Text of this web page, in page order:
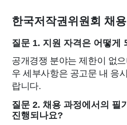
한국저작권위원회 채
질문 1. 지원 자격은 어떻게
공개경쟁 분야는 제한이 없
우 세부사항은 공고문 내 응
랍니다.
질문 2. 채용 과정에서의 필
진행되나요?